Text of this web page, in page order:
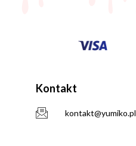
Kontakt
kontakt@yumiko.pl